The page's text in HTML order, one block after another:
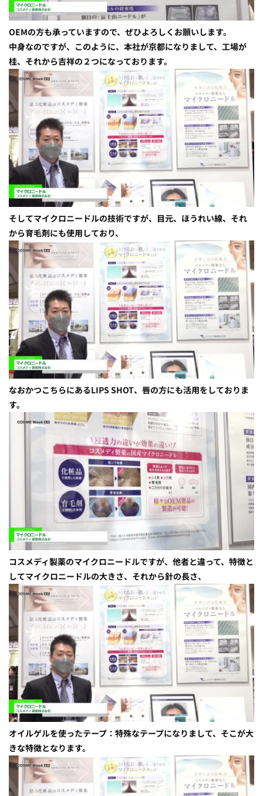
OEMの方も承っていますので、ぜひよろしくお願いします。
中身なのですが、このように、本社が京都になりまして、工場が
桂、それから吉祥の２つになっております。
そしてマイクロニードルの技術ですが、目元、ほうれい線、それ
から育毛剤にも使用しており、
なおかつこちらにあるLIPS SHOT、唇の方にも活用をしておりま
す。
コスメディ製薬のマイクロニードルですが、他者と違って、特徴と
してマイクロニードルの大きさ、それから針の長さ、
オイルゲルを使ったテープ：特殊なテープになりまして、そこが大
きな特徴となります。